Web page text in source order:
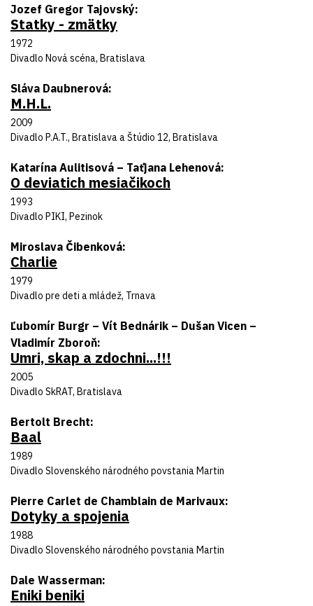
Autor predlohy
Jozef Gregor Tajovský
Názov inscenácie
Statky - zmätky
Rok uvedenia
1972
Divadlo
Divadlo Nová scéna, Bratislava
Autor predlohy
Sláva Daubnerová
Názov inscenácie
M.H.L.
Rok uvedenia
2009
Divadlo
Divadlo P.A.T., Bratislava a Štúdio 12, Bratislava
Autor predlohy
Katarína Aulitisová – Taťjana Lehenová
Názov inscenácie
O deviatich mesiačikoch
Rok uvedenia
1993
Divadlo
Divadlo PIKI, Pezinok
Autor predlohy
Miroslava Čibenková
Názov inscenácie
Charlie
Rok uvedenia
1979
Divadlo
Divadlo pre deti a mládež, Trnava
Autor predlohy
Ľubomír Burgr – Vít Bednárik – Dušan Vicen –
Vladimír Zboroň
Názov inscenácie
Umri, skap a zdochni...!!!
Rok uvedenia
2005
Divadlo
Divadlo SkRAT, Bratislava
Autor predlohy
Bertolt Brecht
Názov inscenácie
Baal
Rok uvedenia
1989
Divadlo
Divadlo Slovenského národného povstania Martin
Autor predlohy
Pierre Carlet de Chamblain de Marivaux
Názov inscenácie
Dotyky a spojenia
Rok uvedenia
1988
Divadlo
Divadlo Slovenského národného povstania Martin
Autor predlohy
Dale Wasserman
Názov inscenácie
Eniki beniki